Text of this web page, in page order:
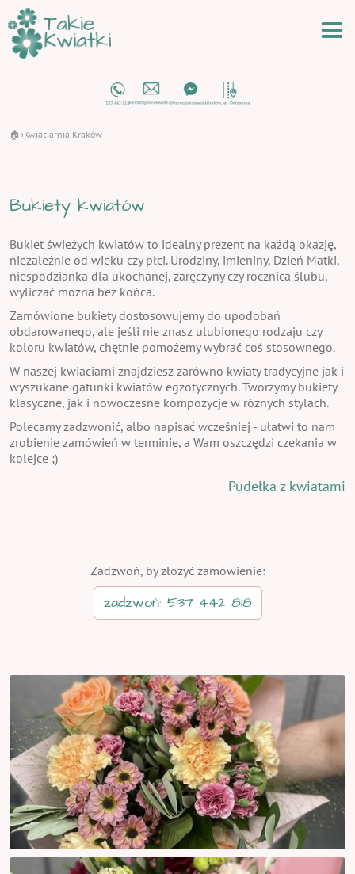
🏠 ›Kwiaciarnia Kraków
Bukiety kwiatów
Bukiet świeżych kwiatów to idealny prezent na każdą okazję,
niezależnie od wieku czy płci. Urodziny, imieniny, Dzień Matki,
niespodzianka dla ukochanej, zaręczyny czy rocznica ślubu,
wyliczać można bez końca.
Zamówione bukiety dostosowujemy do upodobań
obdarowanego, ale jeśli nie znasz ulubionego rodzaju czy
koloru kwiatów, chętnie pomożemy wybrać coś stosownego.
W naszej kwiaciarni znajdziesz zarówno kwiaty tradycyjne jak i
wyszukane gatunki kwiatów egzotycznych. Tworzymy bukiety
klasyczne, jak i nowoczesne kompozycje w różnych stylach.
Polecamy zadzwonić, albo napisać wcześniej - ułatwi to nam
zrobienie zamówień w terminie, a Wam oszczędzi czekania w
kolejce ;)
Pudełka z kwiatami
Zadzwoń, by złożyć zamówienie:
zadzwoń: 537 442 818